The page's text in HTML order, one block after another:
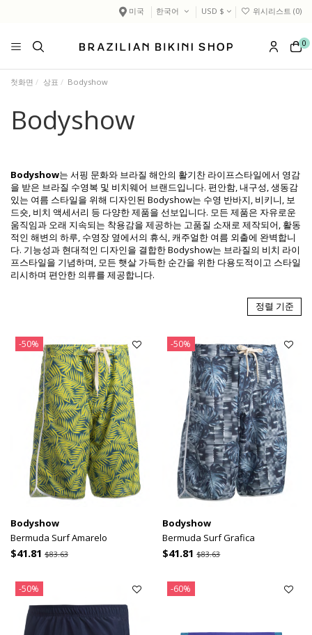
미국 한국어 USD $ 위시리스트 (0)
0
첫화면 상표 Bodyshow
Bodyshow
Bodyshow는 서핑 문화와 브라질 해안의 활기찬 라이프스타일에서 영감
을 받은 브라질 수영복 및 비치웨어 브랜드입니다. 편안함, 내구성, 생동감
있는 여름 스타일을 위해 디자인된 Bodyshow는 수영 반바지, 비키니, 보
드숏, 비치 액세서리 등 다양한 제품을 선보입니다. 모든 제품은 자유로운
움직임과 오래 지속되는 착용감을 제공하는 고품질 소재로 제작되어, 활동
적인 해변의 하루, 수영장 옆에서의 휴식, 캐주얼한 여름 외출에 완벽합니
다. 기능성과 현대적인 디자인을 결합한 Bodyshow는 브라질의 비치 라이
프스타일을 기념하며, 모든 햇살 가득한 순간을 위한 다용도적이고 스타일
리시하며 편안한 의류를 제공합니다.
정렬 기준
-50%
Bodyshow
Bermuda Surf Amarelo
$41.81 $83.63
-50%
Bodyshow
Bermuda Surf Grafica
$41.81$83.63
-50% -60%